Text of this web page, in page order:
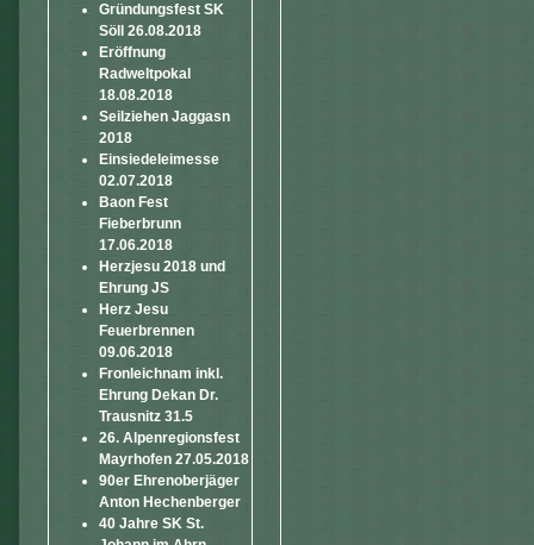
Gründungsfest SK
Söll 26.08.2018
Eröffnung
Radweltpokal
18.08.2018
Seilziehen Jaggasn
2018
Einsiedeleimesse
02.07.2018
Baon Fest
Fieberbrunn
17.06.2018
Herzjesu 2018 und
Ehrung JS
Herz Jesu
Feuerbrennen
09.06.2018
Fronleichnam inkl.
Ehrung Dekan Dr.
Trausnitz 31.5
26. Alpenregionsfest
Mayrhofen 27.05.2018
90er Ehrenoberjäger
Anton Hechenberger
40 Jahre SK St.